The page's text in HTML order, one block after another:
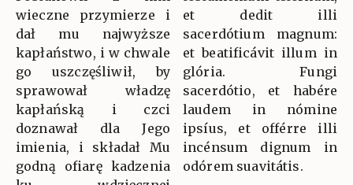
wieczne przymierze i
dał mu najwyższe
kapłaństwo, i w chwale
go uszczęśliwił, by
sprawował władzę
kapłańską i czci
doznawał dla Jego
imienia, i składał Mu
godną ofiarę kadzenia
et dedit illi
sacerdótium magnum:
et beatificávit illum in
glória. Fungi
sacerdótio, et habére
laudem in nómine
ipsíus, et offérre illi
incénsum dignum in
odórem suavitátis.